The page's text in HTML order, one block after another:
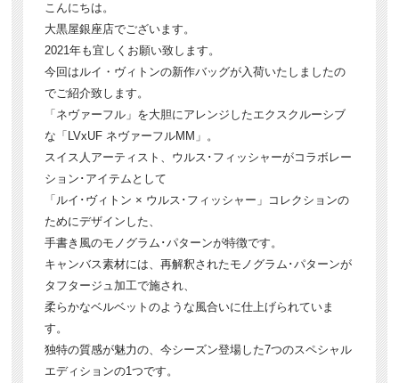
こんにちは。
大黒屋銀座店でございます。
2021年も宜しくお願い致します。
今回はルイ・ヴィトンの新作バッグが入荷いたしましたの
でご紹介致します。
「ネヴァーフル」を大胆にアレンジしたエクスクルーシブ
な「LVxUF ネヴァーフルMM」。
スイス人アーティスト、ウルス･フィッシャーがコラボレー
ション･アイテムとして
「ルイ･ヴィトン × ウルス･フィッシャー」コレクションの
ためにデザインした、
手書き風のモノグラム･パターンが特徴です。
キャンバス素材には、再解釈されたモノグラム･パターンが
タフタージュ加工で施され、
柔らかなベルベットのような風合いに仕上げられていま
す。
独特の質感が魅力の、今シーズン登場した7つのスペシャル
エディションの1つです。